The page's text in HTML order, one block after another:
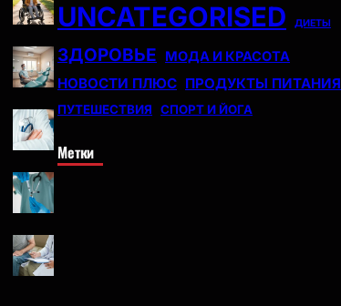
UNCATEGORISED ДИЕТЫ
ЗДОРОВЬЕ МОДА И КРАСОТА
НОВОСТИ ПЛЮС ПРОДУКТЫ ПИТАНИЯ
ПУТЕШЕСТВИЯ СПОРТ И ЙОГА
Метки